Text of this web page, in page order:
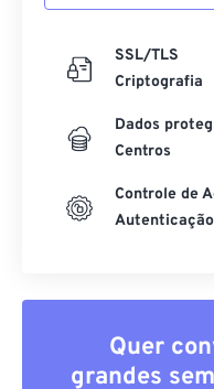
SSL/TLS
Criptografia
Dados
Centros
Controle de
Autenticação
Quer
grandes